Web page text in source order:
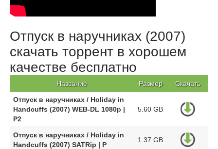
Отпуск в наручниках (2007)
скачать торрент в хорошем
качестве бесплатно
Название Размер Скачать
Отпуск в наручниках / Holiday in
Handcuffs (2007) WEB-DL 1080p |
P2
5.60 GB
Отпуск в наручниках / Holiday in
Handcuffs (2007) SATRip | P
1.37 GB